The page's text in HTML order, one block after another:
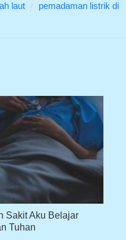
laut
pemadaman listrik di
Sakit Aku Belajar
Tuhan